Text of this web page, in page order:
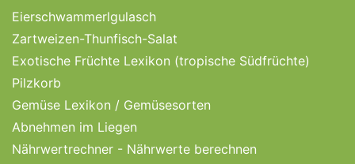
Eierschwammerlgulasch
Zartweizen-Thunfisch-Salat
Exotische Früchte Lexikon (tropische Südfrüchte)
Pilzkorb
Gemüse Lexikon / Gemüsesorten
Abnehmen im Liegen
Nährwertrechner - Nährwerte berechnen